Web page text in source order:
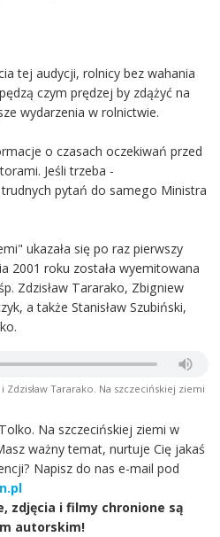
tej audycji, rolnicy bez wahania
czym prędzej by zdążyć na
wydarzenia w rolnictwie.
o czasach oczekiwań przed
Jeśli trzeba -
pytań do samego Ministra
ukazała się po raz pierwszy
2001 roku została wyemitowana
Zdzisław Tararako, Zbigniew
a także Stanisław Szubiński,
Tararako. Na szczecińskiej ziemi
Na szczecińskiej ziemi w
ważny temat, nurtuje Cię jakaś
Napisz do nas e-mail pod
zdjęcia i filmy chronione są
autorskim!